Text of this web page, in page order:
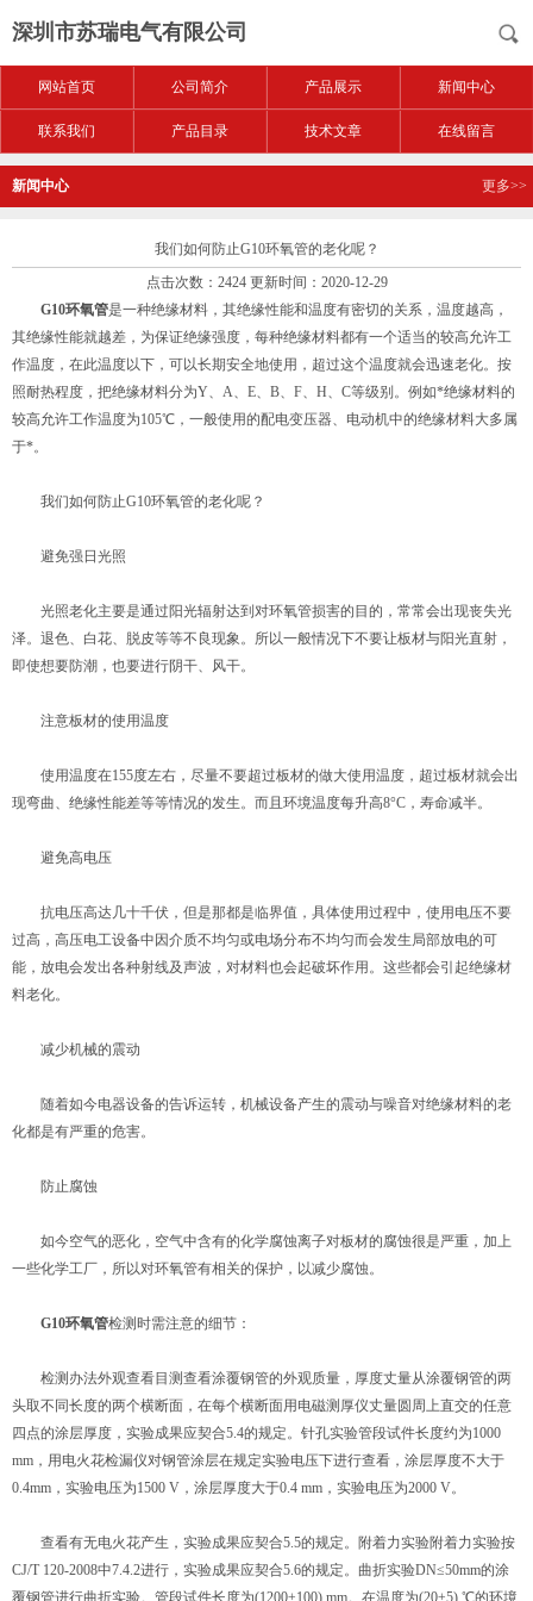
深圳市苏瑞电气有限公司
网站首页 公司简介 产品展示 新闻中心
联系我们 产品目录 技术文章 在线留言
新闻中心 更多>>
我们如何防止G10环氧管的老化呢？
点击次数：2424 更新时间：2020-12-29
G10环氧管是一种绝缘材料，其绝缘性能和温度有密切的关系，温度越高，
其绝缘性能就越差，为保证绝缘强度，每种绝缘材料都有一个适当的较高允许工
作温度，在此温度以下，可以长期安全地使用，超过这个温度就会迅速老化。按
照耐热程度，把绝缘材料分为Y、A、E、B、F、H、C等级别。例如*绝缘材料的
较高允许工作温度为105℃，一般使用的配电变压器、电动机中的绝缘材料大多属
于*。
我们如何防止G10环氧管的老化呢？
避免强日光照
光照老化主要是通过阳光辐射达到对环氧管损害的目的，常常会出现丧失光
泽。退色、白花、脱皮等等不良现象。所以一般情况下不要让板材与阳光直射，
即使想要防潮，也要进行阴干、风干。
注意板材的使用温度
使用温度在155度左右，尽量不要超过板材的做大使用温度，超过板材就会出
现弯曲、绝缘性能差等等情况的发生。而且环境温度每升高8°C，寿命减半。
避免高电压
抗电压高达几十千伏，但是那都是临界值，具体使用过程中，使用电压不要
过高，高压电工设备中因介质不均匀或电场分布不均匀而会发生局部放电的可
能，放电会发出各种射线及声波，对材料也会起破坏作用。这些都会引起绝缘材
料老化。
减少机械的震动
随着如今电器设备的告诉运转，机械设备产生的震动与噪音对绝缘材料的老
化都是有严重的危害。
防止腐蚀
如今空气的恶化，空气中含有的化学腐蚀离子对板材的腐蚀很是严重，加上
一些化学工厂，所以对环氧管有相关的保护，以减少腐蚀。
G10环氧管检测时需注意的细节：
检测办法外观查看目测查看涂覆钢管的外观质量，厚度丈量从涂覆钢管的两
头取不同长度的两个横断面，在每个横断面用电磁测厚仪丈量圆周上直交的任意
四点的涂层厚度，实验成果应契合5.4的规定。针孔实验管段试件长度约为1000
mm，用电火花检漏仪对钢管涂层在规定实验电压下进行查看，涂层厚度不大于
0.4mm，实验电压为1500 V，涂层厚度大于0.4 mm，实验电压为2000 V。
查看有无电火花产生，实验成果应契合5.5的规定。附着力实验附着力实验按
CJ/T 120-2008中7.4.2进行，实验成果应契合5.6的规定。曲折实验DN≤50mm的涂
覆钢管进行曲折实验。管段试件长度为(1200±100) mm。在温度为(20±5) ℃的环境